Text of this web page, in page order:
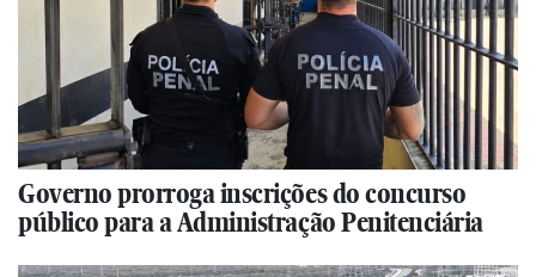
Governo prorroga inscrições do concurso
público para a Administração Penitenciária